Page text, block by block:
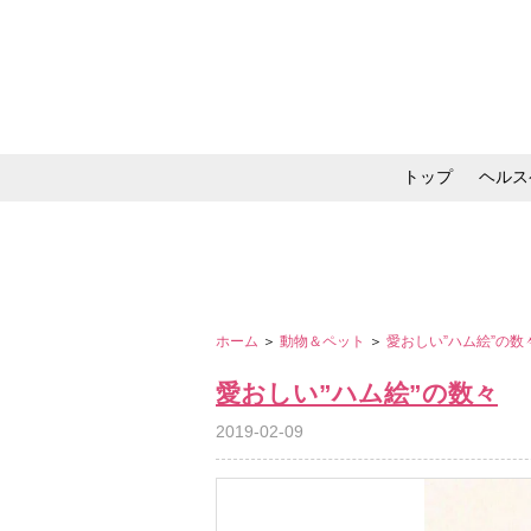
トップ ヘル
ホーム ＞ 動物＆ペット ＞ 愛おしい”ハム絵”の数
愛おしい”ハム絵”の数々
2019-02-09